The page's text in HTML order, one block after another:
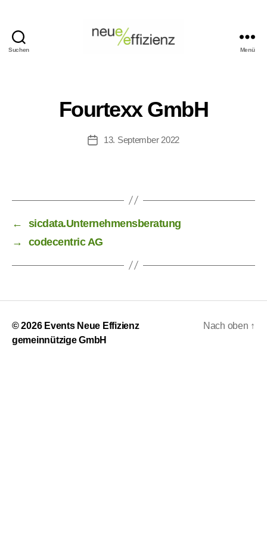
Suchen
gemeinnützige
GmbH
Menü
Fourtexx GmbH
Veröffentlichungsdatum
13. September 2022
←
sicdata.Unternehmensberatung
→
codecentric AG
© 2026 Events Neue Effizienz
gemeinnützige GmbH
Nach oben ↑